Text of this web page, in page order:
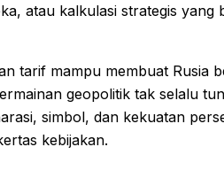
atau kalkulasi strategis yang
tarif mampu membuat Rusia
geopolitik tak selalu
simbol, dan kekuatan
kebijakan.